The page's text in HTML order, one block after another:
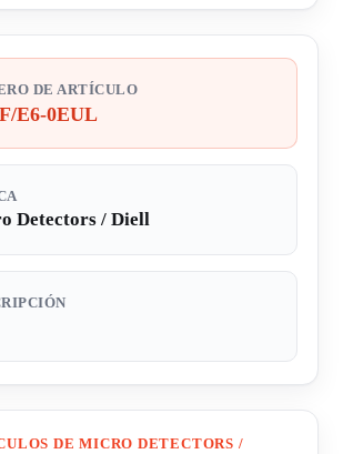
DE ARTÍCULO
E6-0EUL
Detectors / Diell
DE MICRO DETECTORS /